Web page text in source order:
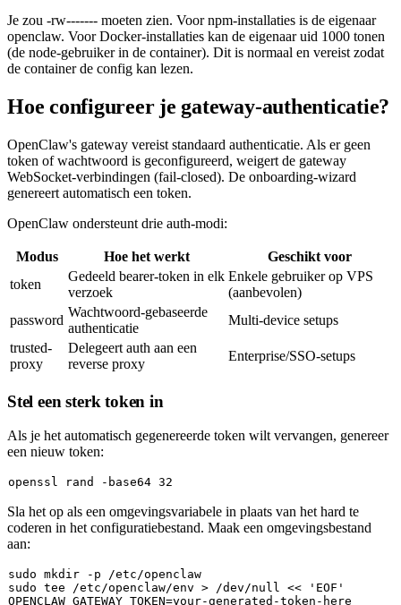
Je zou -rw------- moeten zien. Voor npm-installaties is de eigenaar
openclaw. Voor Docker-installaties kan de eigenaar uid 1000 tonen
(de node-gebruiker in de container). Dit is normaal en vereist zodat
de container de config kan lezen.
Hoe configureer je gateway-authenticatie?
OpenClaw's gateway vereist standaard authenticatie. Als er geen
token of wachtwoord is geconfigureerd, weigert de gateway
WebSocket-verbindingen (fail-closed). De onboarding-wizard
genereert automatisch een token.
OpenClaw ondersteunt drie auth-modi:
Modus Hoe het werkt
Geschikt voor
token
Gedeeld bearer-token in elk
verzoek
Enkele gebruiker op VPS
(aanbevolen)
password
Wachtwoord-gebaseerde
authenticatie
Multi-device setups
trusted-
proxy
Delegeert auth aan een
reverse proxy
Enterprise/SSO-setups
Stel een sterk token in
Als je het automatisch gegenereerde token wilt vervangen, genereer
een nieuw token:
openssl rand - base64
Sla het op als een omgevingsvariabele in plaats van het hard te
coderen in het configuratiebestand. Maak een omgevingsbestand
aan:
sudo mkdir
sudo tee /etc/openclaw/env > /dev/null <<
'EOF'
OPENCLAW_GATEWAY_TOKEN=your-generated-token-here